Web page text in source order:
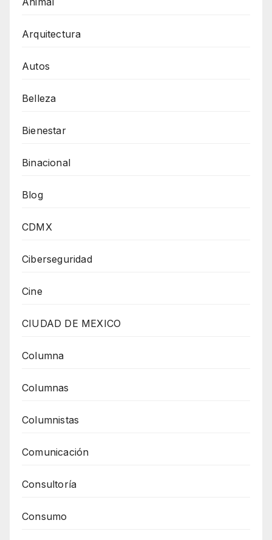
Arquitectura
Autos
Belleza
Bienestar
Binacional
Blog
CDMX
Ciberseguridad
Cine
CIUDAD DE MEXICO
Columna
Columnas
Columnistas
Comunicación
Consultoría
Consumo